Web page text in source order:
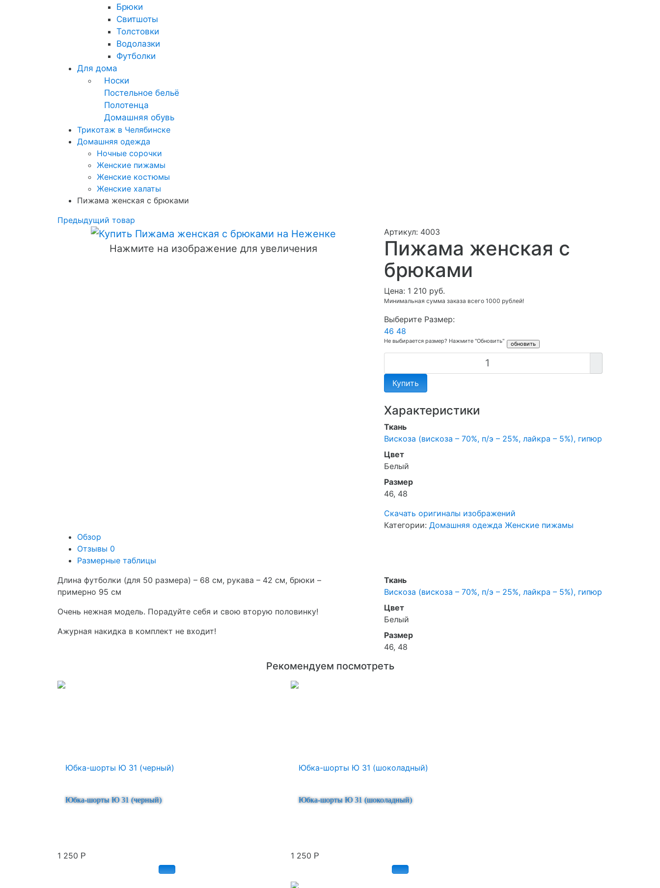
Брюки
Свитшоты
Толстовки
Водолазки
Футболки
Для дома
Носки
Постельное бельё
Полотенца
Домашняя обувь
Трикотаж в Челябинске
Домашняя одежда
Ночные сорочки
Женские пижамы
Женские костюмы
Женские халаты
Пижама женская с брюками
Предыдущий товар
Нажмите на изображение для увеличения
Артикул: 4003
Пижама женская с
брюками
Цена: 1 210 руб.
Минимальная сумма заказа всего 1000 рублей!
Выберите Размер:
46 48
Не выбирается размер? Нажмите "Обновить"
Купить
Характеристики
Ткань
Вискоза (вискоза – 70%, п/э – 25%, лайкра – 5%), гипюр
Цвет
Белый
Размер
46, 48
Скачать оригиналы изображений
Категории: Домашняя одежда Женские пижамы
Обзор
Отзывы 0
Размерные таблицы
Длина футболки (для 50 размера) – 68 см, рукава – 42 см, брюки –
примерно 95 см
Очень нежная модель. Порадуйте себя и свою вторую половинку!
Ажурная накидка в комплект не входит!
Ткань
Вискоза (вискоза – 70%, п/э – 25%, лайкра – 5%), гипюр
Цвет
Белый
Размер
46, 48
Рекомендуем посмотреть
Юбка-шорты Ю 31 (черный)
1 250 Р
Юбка-шорты Ю 31 (шоколадный)
1 250 Р